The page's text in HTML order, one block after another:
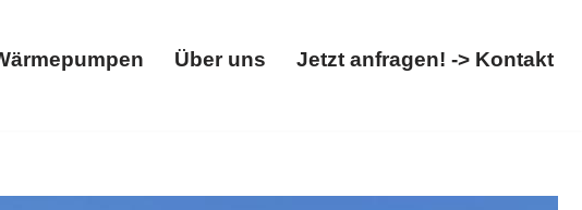
Über uns Jetzt anfragen! -> Kontakt